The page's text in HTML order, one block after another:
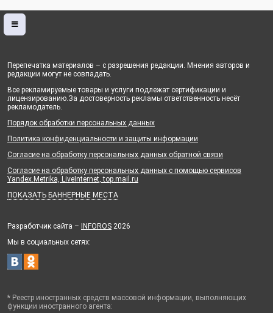
Перепечатка материалов – с разрешения редакции. Мнения авторов и
редакции могут не совпадать.
Все рекламируемые товары и услуги подлежат сертификации и
лицензированию.За достоверность рекламы ответственность несёт
рекламодатель.
Порядок обработки персональных данных
Политика конфиденциальности и защиты информации
Согласие на обработку персональных данных обратной связи
Согласие на обработку персональных данных с помощью сервисов
Yandex.Metrika, LiveInternet, top.mail.ru
ПОКАЗАТЬ БАННЕРНЫЕ МЕСТА
Разработчик сайта – INFOROS 2026
Мы в социальных сетях:
* Реестр иностранных средств массовой информации, выполняющих
функции иностранного агента: